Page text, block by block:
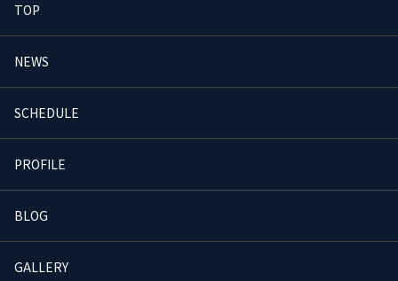
TOP
NEWS
SCHEDULE
PROFILE
BLOG
GALLERY